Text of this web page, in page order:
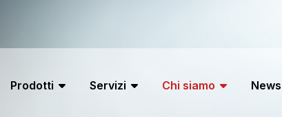
Prodotti Servizi Chi siamo News